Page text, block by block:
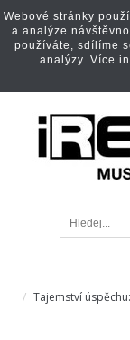
Tajemství
Webové stránky
a analýze
používáte, sdílíme
analýzy. Více